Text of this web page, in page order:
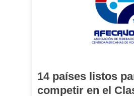
14 países listos
competir en el